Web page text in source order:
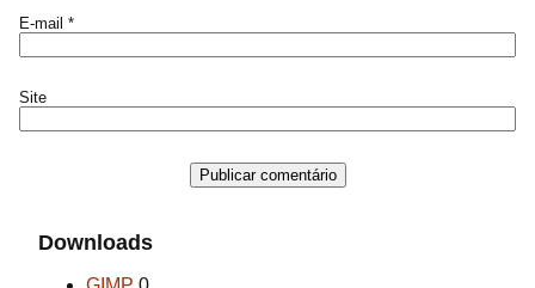
E-mail *
Site
Downloads